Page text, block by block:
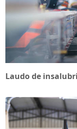
Laudo de